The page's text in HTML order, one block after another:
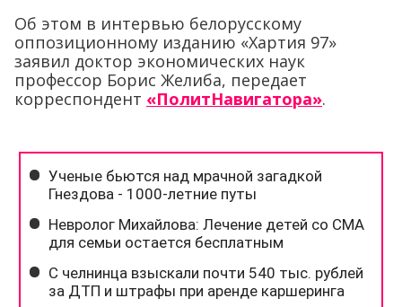
Об этом в интервью белорусскому
оппозиционному изданию «Хартия 97»
заявил доктор экономических наук
профессор Борис Желиба, передает
корреспондент «ПолитНавигатора».